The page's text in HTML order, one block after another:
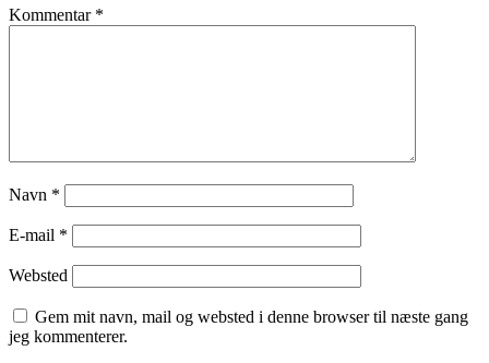
Kommentar *
Navn *
E-mail *
Websted
Gem mit navn, mail og websted i denne browser til næste gang
jeg kommenterer.